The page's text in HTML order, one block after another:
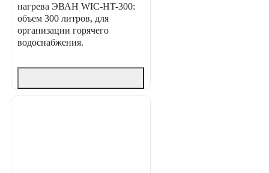
нагрева ЭВАН WIC-HT-300:
объем 300 литров, для
организации горячего
водоснабжения.